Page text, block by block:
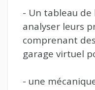
- Un tableau
analyser leurs
comprenant
garage virtuel
- une